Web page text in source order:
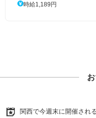
時給1,189円
関西で今週末に開催され